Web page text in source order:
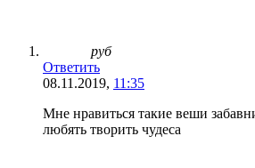
руб
Ответить
08.11.2019, 11:35
Мне нравиться такие веши
любять творить чудеса